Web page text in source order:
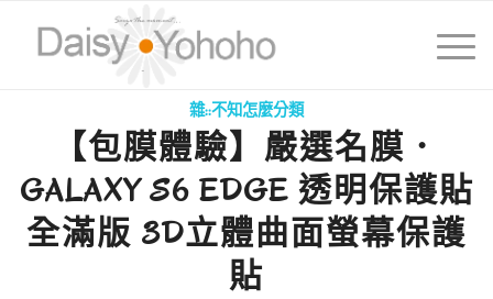
雜::不知怎麼分類
【包膜體驗】嚴選名膜．
GALAXY S6 EDGE 透明保護貼
全滿版 3D立體曲面螢幕保護
貼